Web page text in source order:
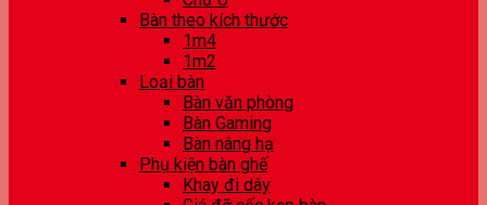
Bàn theo kích thước
1m4
1m2
Loại bàn
Bàn văn phòng
Bàn Gaming
Bàn nâng hạ
Phụ kiện bàn ghế
Khay đi dây